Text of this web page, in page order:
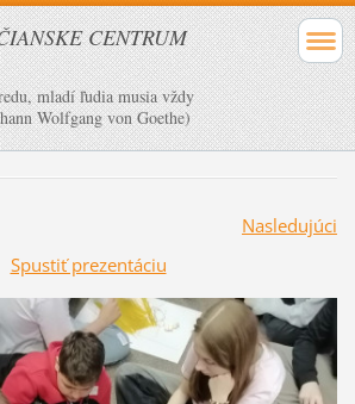
CENTRUM
mladí ľudia musia vždy
Wolfgang von Goethe)
Nasledujúci
Spustiť prezentáciu